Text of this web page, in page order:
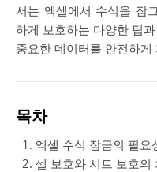
서는 엑셀에서 수식을 잠
하게 보호하는 다양한 팁
중요한 데이터를 안전하
목차
엑셀 수식 잠금의 필요
셀 보호와 시트 보호의